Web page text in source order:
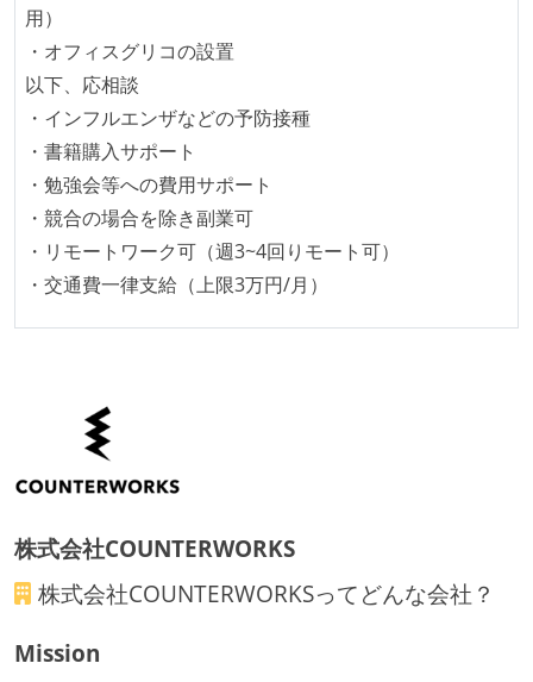
「リファクタリングは随時行われるべき」という価値
観をメンバー全員が共有しており、日常的に実施して
いる
何らかのコーディング規約をチーム全体で遵守するよ
うにしている
提出されたコードには自動的にリグレッションテスト
が実行される環境が構築されている
テストの実施度
機能の実装と同時にテストコードを記述している
想定される複数環境での品質チェックを義務づけてい
る
アジャイル実践状況
している
デイリーでスタンドアップミーティング、またはそれ
用）
・オフィスグリコの設置
以下、応相談
・インフルエンザなどの予防接種
・書籍購入サポート
・勉強会等への費用サポート
・競合の場合を除き副業可
・リモートワーク可（週3~4回りモート可）
・交通費一律支給（上限3万円/月）
株式会社COUNTERWORKS
株式会社COUNTERWORKSってどんな会社？
Mission